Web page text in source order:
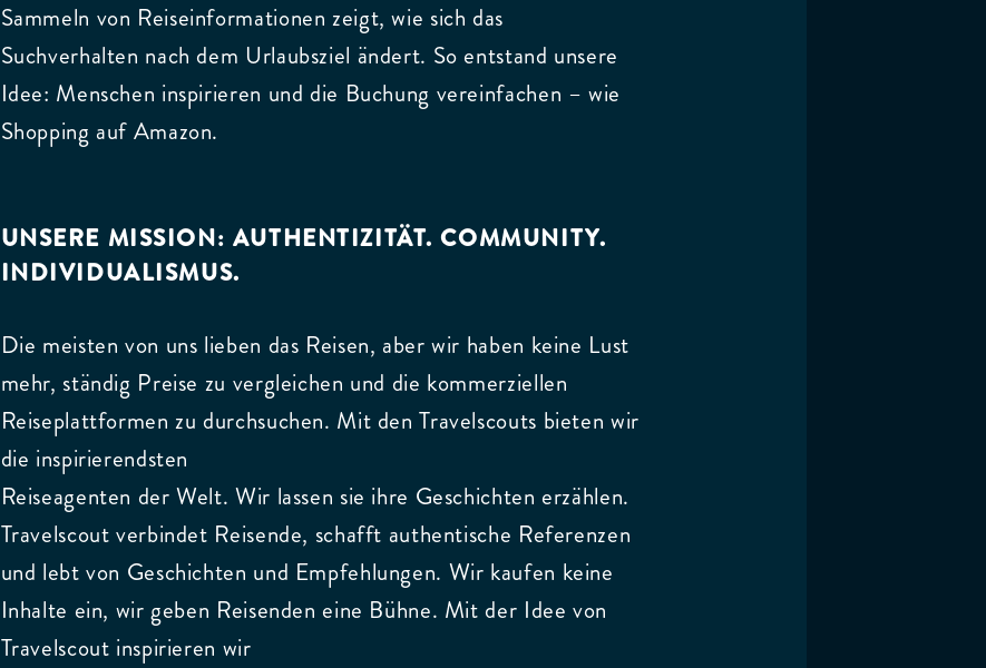
Sammeln von Reiseinformationen zeigt, wie sich das
Suchverhalten nach dem Urlaubsziel ändert. So entstand unsere
Idee: Menschen inspirieren und die Buchung vereinfachen – wie
Shopping auf Amazon.
UNSERE MISSION: AUTHENTIZITÄT. COMMUNITY.
INDIVIDUALISMUS.
Die meisten von uns lieben das Reisen, aber wir haben keine Lust
mehr, ständig Preise zu vergleichen und die kommerziellen
Reiseplattformen zu durchsuchen. Mit den Travelscouts bieten wir
die inspirierendsten
Reiseagenten der Welt. Wir lassen sie ihre Geschichten erzählen.
Travelscout verbindet Reisende, schafft authentische Referenzen
und lebt von Geschichten und Empfehlungen. Wir kaufen keine
Inhalte ein, wir geben Reisenden eine Bühne. Mit der Idee von
Travelscout inspirieren wir